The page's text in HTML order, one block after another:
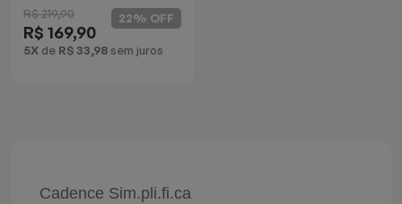
R$ 219,90
R$ 169,90
5X de R$ 33,98 sem juros
22% OFF
Cadence Sim.pli.fi.ca